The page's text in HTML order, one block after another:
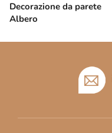
Decorazione da parete
Albero